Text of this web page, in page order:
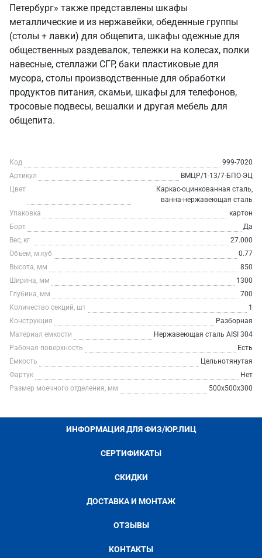
Петербург» также представлены шкафы
металлические и из нержавейки, обеденные группы
(столы + лавки) для общепита, шкафы одежные для
общественных раздевалок, тележки на колесах, полки
навесные, стеллажи СГР, баки пластиковые для
мусора, столы производственные для обработки
продуктов питания, скамьи, шкафы для телефонов,
тросовые подвесы, вешалки и другая мебель для
общепита.
Код
999-7020
Артикул
ВМЦР/1-13/7-БПО-ЭЦ
Цвет
Каркас-оцинкованная сталь,
ванна-нержавеющая сталь
Упаковка
картон
Борт
Да
Вес, кг
27.000
Объем, м.куб
0.77
Высота, мм
850
Ширина, мм
1300
Глубина, мм
700
Количество секций, шт
1
Конструкция
Разборная
Материал емкости
Нержавеющая сталь AISI 304
Рабочая поверхность
Есть
Емкость
Цельнотянутая
Фартук
Нет
Размер моечного отделения, мм
500x500x300
ИНФОРМАЦИЯ ДЛЯ ФИЗ/ЮР.ЛИЦ
СЕРТИФИКАТЫ
СКИДКИ
ДОСТАВКА И МОНТАЖ
ОТЗЫВЫ
КОНТАКТЫ